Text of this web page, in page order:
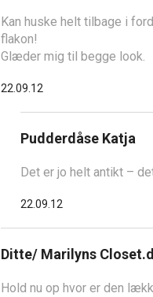
Kan huske helt tilbage i
flakon!
Glæder mig til begge look.
22.09.12
Pudderdåse Katja
Det er jo helt antikt –
22.09.12
Ditte/ Marilyns
Hold nu op hvor er den